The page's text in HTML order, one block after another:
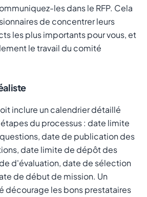
les dans le RFP. Cela
de concentrer leurs
les plus importants pour vous, et
le travail du comité
inclure un calendrier détaillé
du processus : date limite
date de publication des
date limite de dépôt des
d'évaluation, date de sélection
de début de mission. Un
décourage les bons prestataires